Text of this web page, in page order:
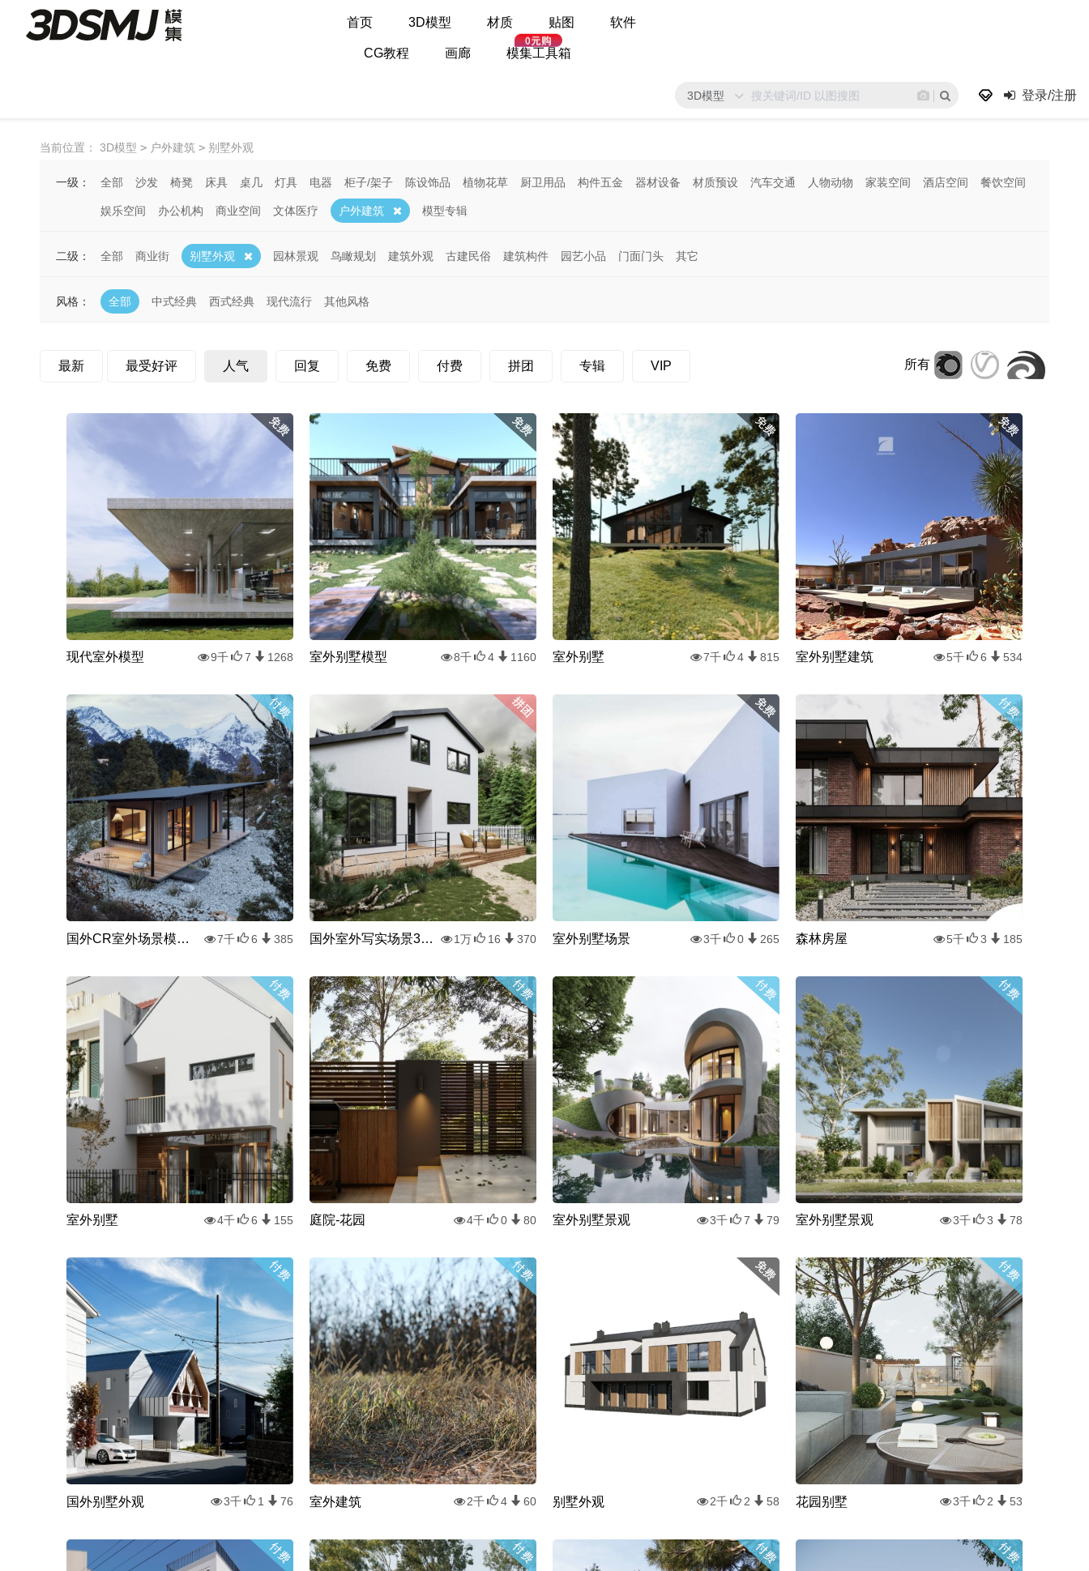
首页 3D模型 材质 贴图 软件
CG教程 画廊 模集工具箱
3D模型 登录/注册
当前位置： 3D模型 > 户外建筑 > 别墅外观
一级： 全部 沙发 椅凳 床具 桌几 灯具 电器 柜子/架子 陈设饰品 植物花草 厨卫用品 构件五金 器材设备 材质预设 汽车交通 人物动物 家装空间 酒店空间 餐饮空间
娱乐空间 办公机构 商业空间 文体医疗 户外建筑 模型专辑
二级： 全部 商业街 别墅外观 园林景观 鸟瞰规划 建筑外观 古建民俗 建筑构件 园艺小品 门面门头 其它
风格： 全部 中式经典 西式经典 现代流行 其他风格
最新 最受好评 人气 回复 免费 付费 拼团 专辑 VIP 所有
现代室外模型 9千 7 1268 室外别墅模型 8千 4 1160 室外别墅 7千 4 815 室外别墅建筑 5千 6 534
国外CR室外场景模型下载 7千 6 385 国外室外写实场景3D模型下载 1万 16 370 室外别墅场景 3千 0 265 森林房屋 5千 3 185
室外别墅 4千 6 155 庭院-花园 4千 0 80 室外别墅景观 3千 7 79 室外别墅景观 3千 3 78
国外别墅外观 3千 1 76 室外建筑 2千 4 60 别墅外观 2千 2 58 花园别墅 3千 2 53